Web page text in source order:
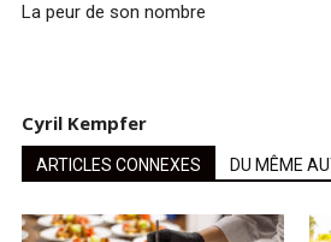
La peur de son nombre
Cyril Kempfer
ARTICLES CONNEXES DU MÊME